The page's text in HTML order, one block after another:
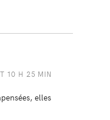
10 H 25 MIN
elles